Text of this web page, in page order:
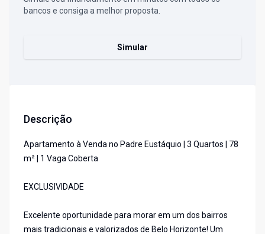
bancos e consiga a melhor proposta.
Simular
Descrição
Apartamento à Venda no Padre Eustáquio | 3 Quartos | 78
m² | 1 Vaga Coberta
EXCLUSIVIDADE
Excelente oportunidade para morar em um dos bairros
mais tradicionais e valorizados de Belo Horizonte! Um